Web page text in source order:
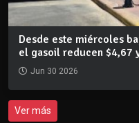
Desde este miércoles
el gasoil reducen $4,67
Jun 30 2026
Ver más